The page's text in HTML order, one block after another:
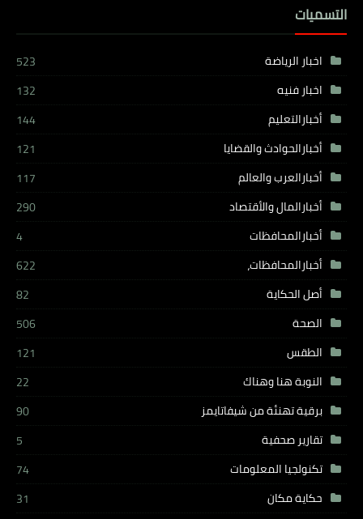
التسميات
اخبار الرياضة
523
اخبار فنيه
132
أخبارالتعليم
144
أخبارالحوادث والقضايا
121
أخبارالعرب والعالم
117
أخبارالمال والأقتصاد
290
أخبارالمحافظات
4
أخبارالمحافظات،
622
أصل الحكاية
82
الصحة
506
الطقس
121
النوبة هنا وهناك
22
برقية تهنئة من شيفاتايمز
90
تقارير صحفية
5
تكنولجيا المعلومات
74
حكاية مكان
31